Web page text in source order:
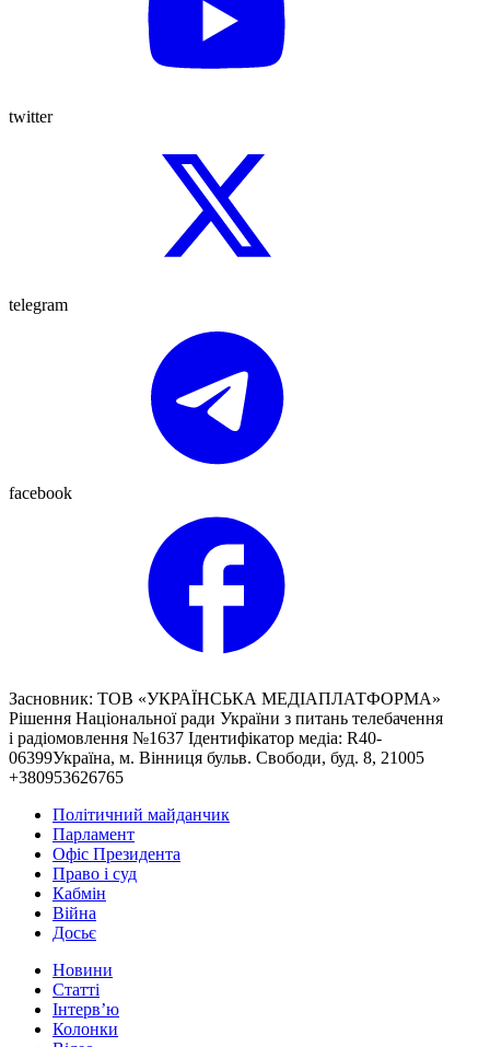
twitter
telegram
facebook
Засновник: ТОВ «УКРАЇНСЬКА МЕДІАПЛАТФОРМА»
Рішення Національної ради України з питань телебачення
і радіомовлення №1637 Ідентифікатор медіа: R40-
06399Україна, м. Вінниця бульв. Свободи, буд. 8, 21005
+380953626765
Політичний майданчик
Парламент
Офіс Президента
Право і суд
Кабмін
Війна
Досьє
Новини
Статті
Інтерв’ю
Колонки